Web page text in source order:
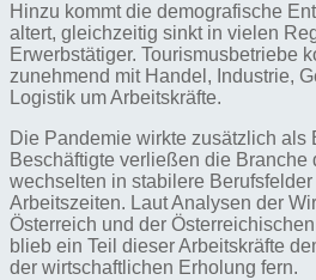
Hinzu kommt die demografische
altert, gleichzeitig sinkt in vielen
Erwerbstätiger. Tourismusbetriebe
zunehmend mit Handel, Industrie,
Logistik um Arbeitskräfte.
Die Pandemie wirkte zusätzlich als
Beschäftigte verließen die Branche
wechselten in stabilere
Arbeitszeiten. Laut Analysen der
Österreich und der
blieb ein Teil dieser Arbeitskräfte
der wirtschaftlichen Erholung fern.